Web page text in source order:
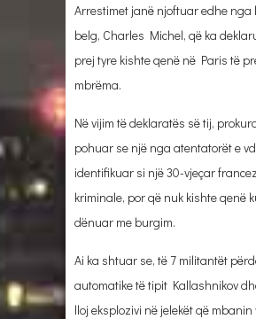
Arrestimet janë njoftuar edhe nga
belg, Charles Michel, që ka
prej tyre kishte qenë në Paris të
mbrëma.
Në vijim të deklaratës së tij,
pohuar se një nga atentatorët e
identifikuar si një 30-vjeçar
kriminale, por që nuk kishte qenë
dënuar me burgim.
Ai ka shtuar se, të 7 militantët
automatike të tipit Kallashnikov
lloj eksplozivi në jelekët që mbanin